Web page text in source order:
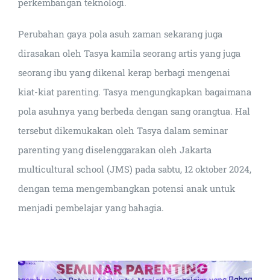
perkembangan teknologi.
Perubahan gaya pola asuh zaman sekarang juga
dirasakan oleh Tasya kamila seorang artis yang juga
seorang ibu yang dikenal kerap berbagi mengenai
kiat-kiat parenting. Tasya mengungkapkan bagaimana
pola asuhnya yang berbeda dengan sang orangtua. Hal
tersebut dikemukakan oleh Tasya dalam seminar
parenting yang diselenggarakan oleh Jakarta
multicultural school (JMS) pada sabtu, 12 oktober 2024,
dengan tema mengembangkan potensi anak untuk
menjadi pembelajar yang bahagia.